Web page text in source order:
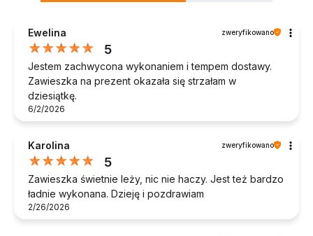
Ewelina zweryfikowano
5
Jestem zachwycona wykonaniem i tempem dostawy.
Zawieszka na prezent okazała się strzałam w
dziesiątkę.
6/2/2026
Karolina zweryfikowano
5
Zawieszka świetnie leży, nic nie haczy. Jest też bardzo
ładnie wykonana. Dzieję i pozdrawiam
2/26/2026